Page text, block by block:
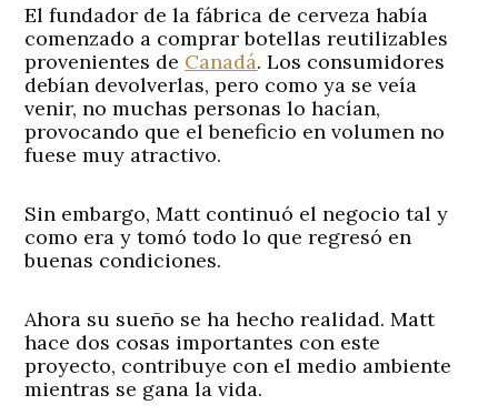
El fundador de la fábrica de cerveza había
comenzado a comprar botellas reutilizables
provenientes de Canadá. Los consumidores
debían devolverlas, pero como ya se veía
venir, no muchas personas lo hacían,
provocando que el beneficio en volumen no
fuese muy atractivo.
Sin embargo, Matt continuó el negocio tal y
como era y tomó todo lo que regresó en
buenas condiciones.
Ahora su sueño se ha hecho realidad. Matt
hace dos cosas importantes con este
proyecto, contribuye con el medio ambiente
mientras se gana la vida.